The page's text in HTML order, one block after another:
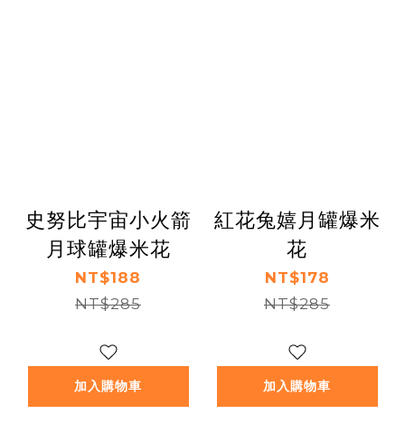
史努比宇宙小火箭
月球罐爆米花
NT$188
NT$285
加入購物車
紅花兔嬉月罐爆米
花
NT$178
NT$285
加入購物車